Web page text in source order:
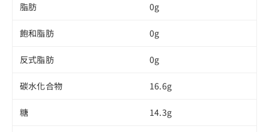
脂肪 0g
飽和脂肪 0g
反式脂肪 0g
碳水化合物 16.6g
糖 14.3g